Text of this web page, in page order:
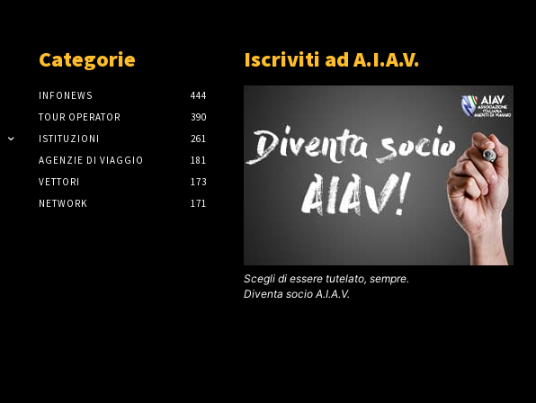
Categorie
INFONEWS
444
TOUR OPERATOR
390
ISTITUZIONI
261
AGENZIE DI VIAGGIO
181
VETTORI
173
NETWORK
171
Iscriviti ad A.I.A.V.
Scegli di essere tutelato, sempre.
Diventa socio A.I.A.V.